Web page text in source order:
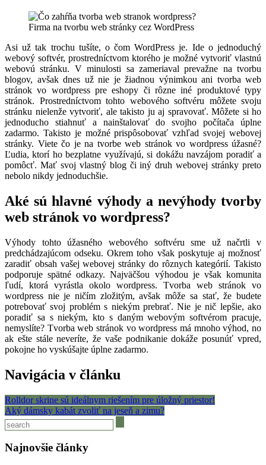
Firma na tvorbu web stránky cez WordPress
Asi už tak trochu tušíte, o čom WordPress je. Ide o jednoduchý
webový softvér, prostredníctvom ktorého je možné vytvoriť vlastnú
webovú stránku. V minulosti sa zameriaval prevažne na tvorbu
blogov, avšak dnes už nie je žiadnou výnimkou ani tvorba web
stránok vo wordpress pre eshopy či rôzne iné produktové typy
stránok. Prostredníctvom tohto webového softvéru môžete svoju
stránku nielenže vytvoriť, ale takisto ju aj spravovať. Môžete si ho
jednoducho stiahnuť a nainštalovať do svojho počítača úplne
zadarmo. Takisto je možné prispôsobovať vzhľad svojej webovej
stránky. Viete čo je na tvorbe web stránok vo wordpress úžasné?
Ľudia, ktorí ho bezplatne využívajú, si dokážu navzájom poradiť a
pomôcť. Mať svoj vlastný blog či iný druh webovej stránky preto
nebolo nikdy jednoduchšie.
Aké sú hlavné výhody a nevýhody tvorby
web stránok vo wordpress?
Výhody tohto úžasného webového softvéru sme už načrtli v
predchádzajúcom odseku. Okrem toho však poskytuje aj možnosť
zaradiť obsah vašej webovej stránky do rôznych kategórií. Takisto
podporuje spätné odkazy. Najväčšou výhodou je však komunita
ľudí, ktorá vyrástla okolo wordpress. Tvorba web stránok vo
wordpress nie je ničím zložitým, avšak môže sa stať, že budete
potrebovať svoj problém s niekým prebrať. Nie je nič lepšie, ako
poradiť sa s niekým, kto s daným webovým softvérom pracuje,
nemyslíte? Tvorba web stránok vo wordpress má mnoho výhod, no
ak ešte stále neveríte, že vaše podnikanie dokáže posunúť vpred,
pokojne ho vyskúšajte úplne zadarmo.
Navigácia v článku
Rolldor skrine sú ideálnym riešením pre úložný priestor!
Aký dámsky kabát zvoliť na jeseň a zimu?
Najnovšie články